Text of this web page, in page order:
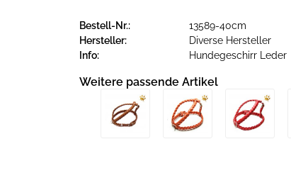
Bestell-Nr.:
13589-40cm
Hersteller:
Diverse Hersteller
Info:
Hundegeschirr Leder
Weitere passende Artikel